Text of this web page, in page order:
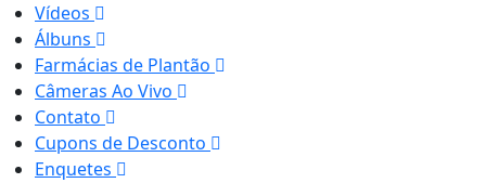
Vídeos
Álbuns
Farmácias de Plantão
Câmeras Ao Vivo
Contato
Cupons de Desconto
Enquetes